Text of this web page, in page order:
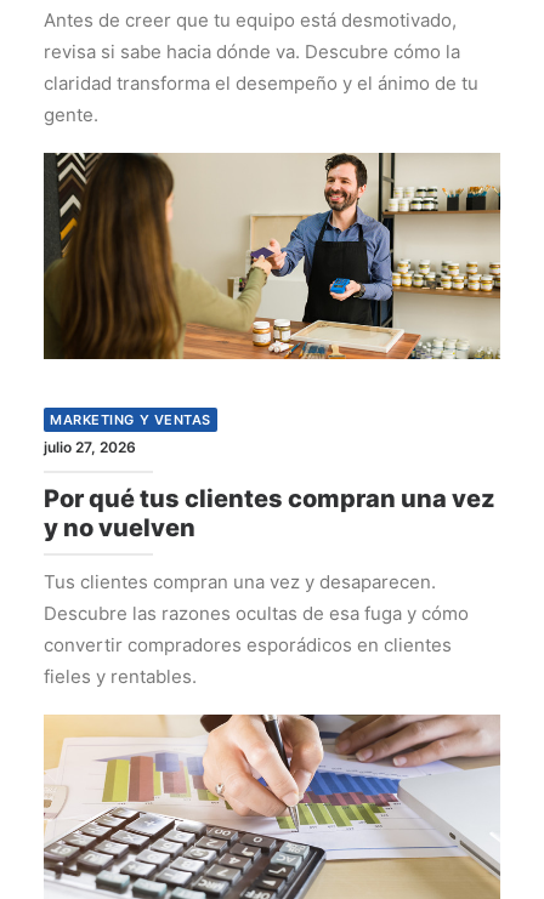
Antes de creer que tu equipo está desmotivado,
revisa si sabe hacia dónde va. Descubre cómo la
claridad transforma el desempeño y el ánimo de tu
gente.
MARKETING Y VENTAS
julio 27, 2026
Por qué tus clientes compran una vez
y no vuelven
Tus clientes compran una vez y desaparecen.
Descubre las razones ocultas de esa fuga y cómo
convertir compradores esporádicos en clientes
fieles y rentables.